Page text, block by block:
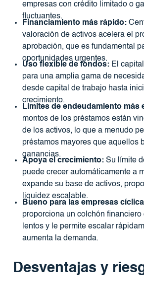
empresas con crédito limitado o
fluctuantes.
Financiamiento más rápido:
valoración de activos acelera el
aprobación, que es fundamental
oportunidades urgentes.
Uso flexible de fondos:El
para una amplia gama de
desde capital de trabajo hasta
crecimiento.
Límites de endeudamiento más
montos de los préstamos están
de los activos, lo que a menudo
préstamos mayores que aquellos
ganancias.
Apoya el crecimiento:Su límite
puede crecer automáticamente a
expande su base de activos,
liquidez escalable.
Bueno para las empresas
proporciona un colchón financiero
lentos y le permite escalar
aumenta la demanda.
Desventajas y